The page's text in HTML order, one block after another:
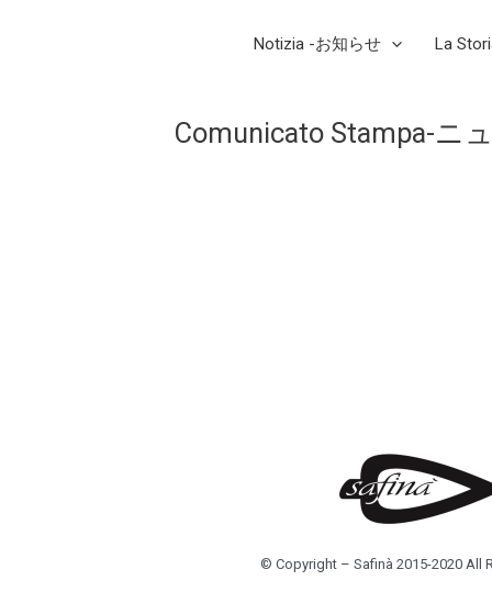
Notizia -お知らせ La
Comunicato Stampa-ニ
© Copyright – Safinà 2015-2020 All